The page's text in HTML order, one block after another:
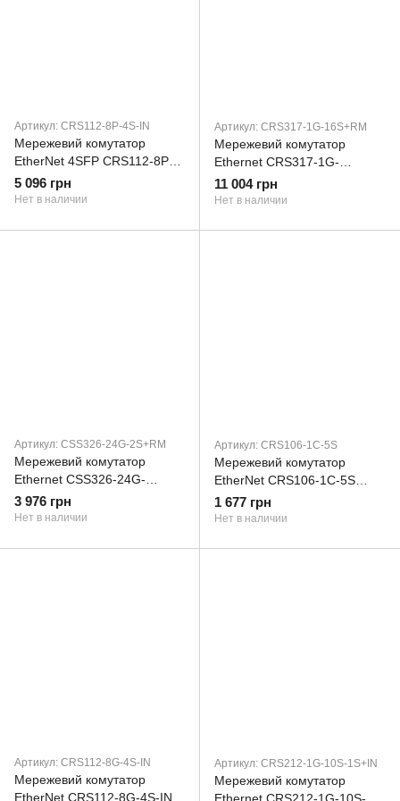
Артикул: CRS112-8P-4S-IN
Мережевий комутатор
EtherNet 4SFP CRS112-8P-
4S-IN MIKROTIK
5 096 грн
Нет в наличии
Артикул: CRS317-1G-16S+RM
Мережевий комутатор
Ethernet CRS317-1G-
16S+RM MIKROTIK
11 004 грн
Нет в наличии
Артикул: CSS326-24G-2S+RM
Мережевий комутатор
Ethernet CSS326-24G-
2S+RM MIKROTIK
3 976 грн
Нет в наличии
Артикул: CRS106-1C-5S
Мережевий комутатор
EtherNet CRS106-1C-5S
MIKROTIK
1 677 грн
Нет в наличии
Артикул: CRS112-8G-4S-IN
Мережевий комутатор
EtherNet CRS112-8G-4S-IN
Артикул: CRS212-1G-10S-1S+IN
Мережевий комутатор